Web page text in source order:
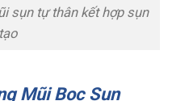
sụn tự thân kết hợp sụn
Mũi Bọc Sụn